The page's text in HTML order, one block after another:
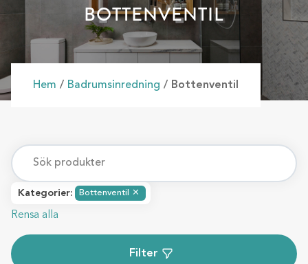
BOTTENVENTIL
Hem / Badrumsinredning / Bottenventil
Kategorier: Bottenventil ✕
Rensa alla
Filter